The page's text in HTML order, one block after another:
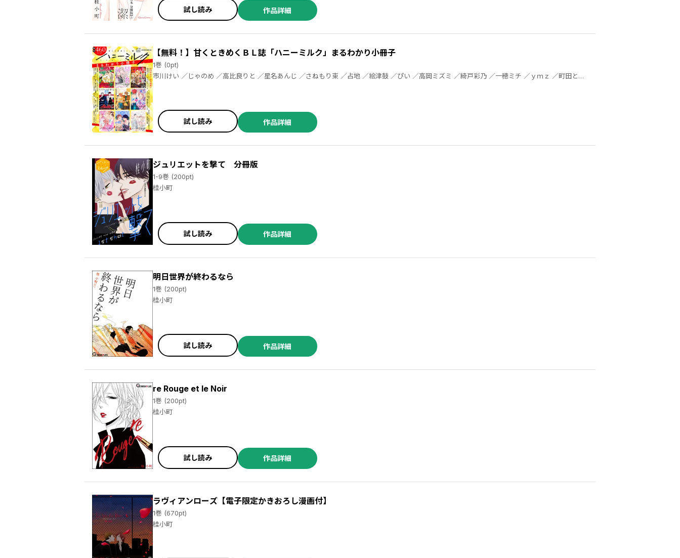
試し読み 作品詳細
【無料！】甘くときめくＢＬ誌「ハニーミルク」まるわかり小冊子
1巻 (0pt)
市川けい ／じゃのめ ／高比良りと ／星名あんじ ／さねもり束 ／占地 ／絵津鼓 ／ぴい ／高岡ミズミ ／綺戸彩乃 ／一穂ミチ ／ｙｍｚ ／町田とま
試し読み 作品詳細
ジュリエットを撃て 分冊版
1-9巻 (200pt)
桂小町
試し読み 作品詳細
明日世界が終わるなら
1巻 (200pt)
桂小町
試し読み 作品詳細
re Rouge et le Noir
1巻 (200pt)
桂小町
試し読み 作品詳細
ラヴィアンローズ【電子限定かきおろし漫画付】
1巻 (670pt)
桂小町